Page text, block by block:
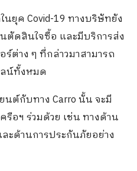
ยุค Covid-19 ทางบริษัทยัง
ดสินใจซื้อ และมีบริการส่ง
ต่าง ๆ ที่กล่าวมาสามารถ
ลน์ทั้งหมด
นต์กับทาง Carro นั้น จะมี
รือฯ ร่วมด้วย เช่น ทางด้าน
ละด้านการประกันภัยอย่าง